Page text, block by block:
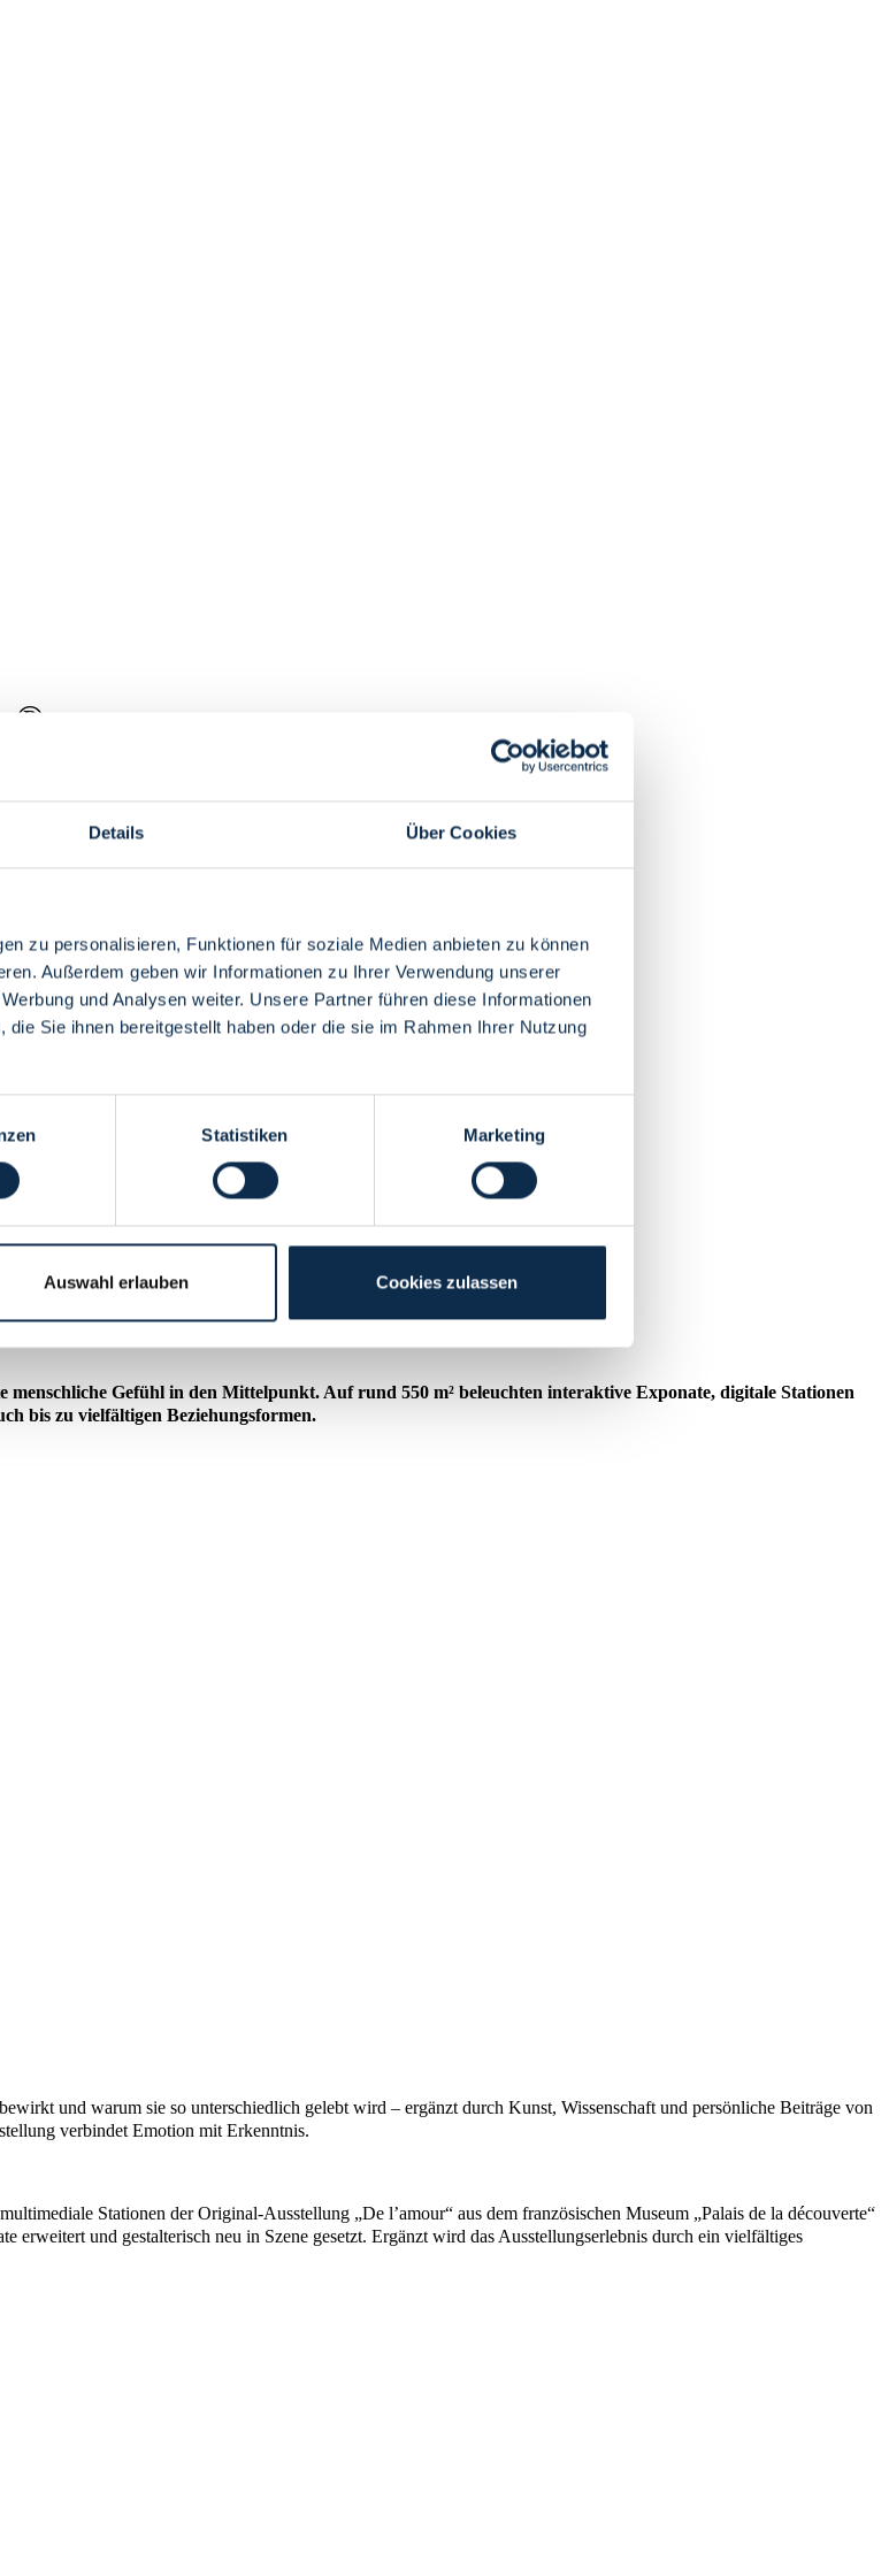
Details Über Cookies
zu personalisieren, Funktionen für soziale Medien anbieten zu können
Außerdem geben wir Informationen zu Ihrer Verwendung unserer
und Analysen weiter. Unsere Partner führen diese Informationen
Sie ihnen bereitgestellt haben oder die sie im Rahmen Ihrer Nutzung
Statistiken Marketing
Auswahl erlauben Cookies zulassen
Gefühl in den Mittelpunkt. Auf rund 550 m² beleuchten interaktive Exponate, digitale Stationen
bis zu vielfältigen Beziehungsformen.
und warum sie so unterschiedlich gelebt wird – ergänzt durch Kunst, Wissenschaft und persönliche Beiträge von
verbindet Emotion mit Erkenntnis.
Stationen der Original-Ausstellung „De l’amour“ aus dem französischen Museum „Palais de la découverte“
und gestalterisch neu in Szene gesetzt. Ergänzt wird das Ausstellungserlebnis durch ein vielfältiges